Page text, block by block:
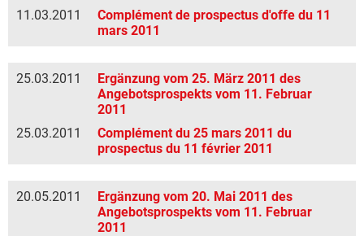
11.03.2011
Complément de prospectus d'offe du 11
mars 2011
25.03.2011
Ergänzung vom 25. März 2011 des
Angebotsprospekts vom 11. Februar
2011
25.03.2011
Complément du 25 mars 2011 du
prospectus du 11 février 2011
20.05.2011
Ergänzung vom 20. Mai 2011 des
Angebotsprospekts vom 11. Februar
2011